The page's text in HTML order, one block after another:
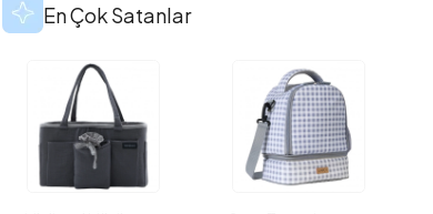
En Çok Satanlar